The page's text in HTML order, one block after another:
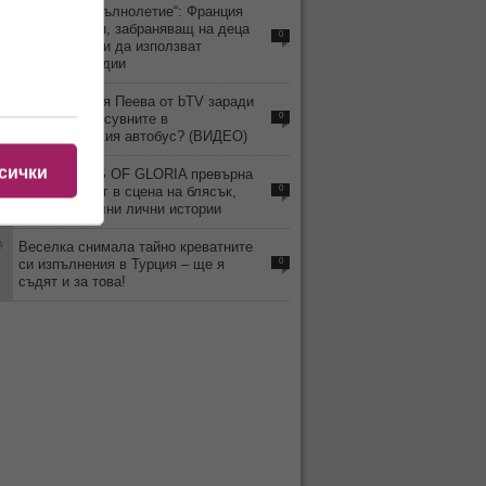
„Дигитално пълнолетие“: Франция
приема закон, забраняващ на деца
под 15 години да използват
социални медии
0
Уволнили Рая Пеева от bTV заради
скандала и псувните в
междуградския автобус? (ВИДЕО)
0
MISS TRANS OF GLORIA превърна
Слънчев бряг в сцена на блясък,
емоции и силни лични истории
0
Веселка снимала тайно креватните
си изпълнения в Турция – ще я
съдят и за това!
0